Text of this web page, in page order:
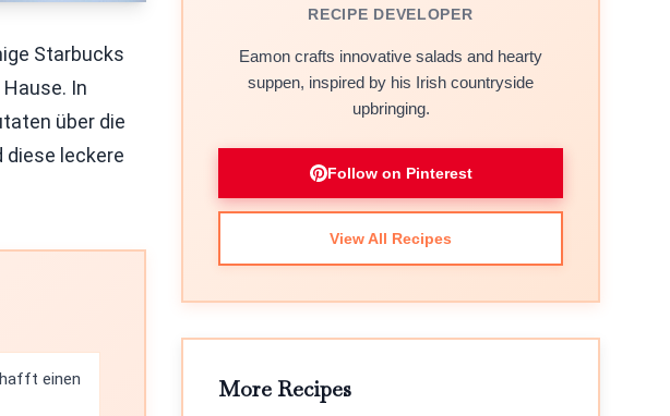
Starbucks
In
über die
diese leckere
einen
RECIPE DEVELOPER
Eamon crafts innovative salads and hearty
suppen, inspired by his Irish countryside
upbringing.
Follow on Pinterest
View All Recipes
More Recipes